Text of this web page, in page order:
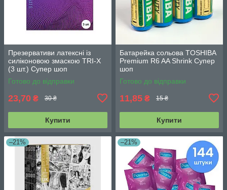
Презервативи латексні із
силіконовою змаскою TRI-X
(3 шт.) Супер шоп
Готово до відправки
23,70 ₴ 30 ₴
Купити
Батарейка сольова TOSHIBA
Premium R6 AA Shrink Супер
шоп
Готово до відправки
11,85 ₴ 15 ₴
Купити
–21% –21%